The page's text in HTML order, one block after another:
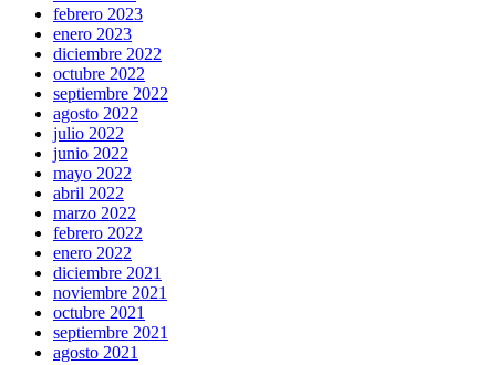
febrero 2023
enero 2023
diciembre 2022
octubre 2022
septiembre 2022
agosto 2022
julio 2022
junio 2022
mayo 2022
abril 2022
marzo 2022
febrero 2022
enero 2022
diciembre 2021
noviembre 2021
octubre 2021
septiembre 2021
agosto 2021